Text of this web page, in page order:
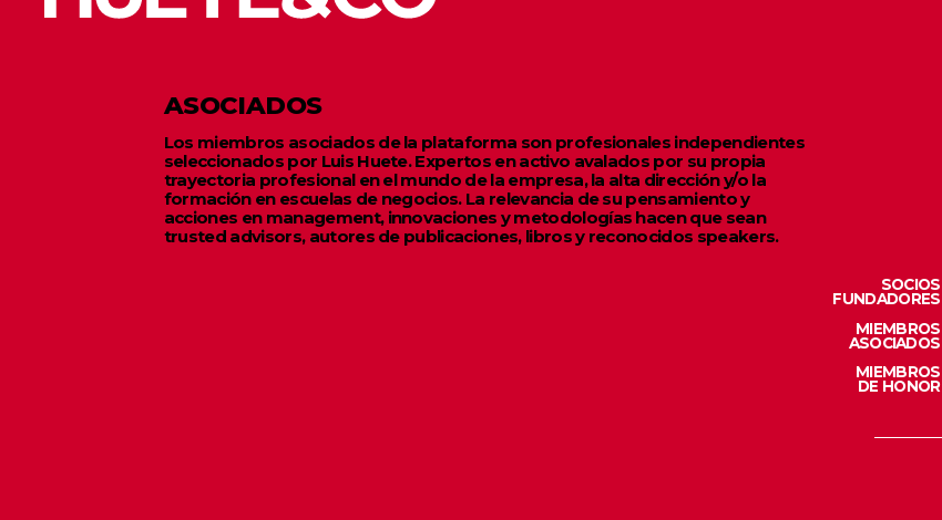
ASOCIADOS
Los miembros asociados de la plataforma son profesionales independientes
seleccionados por Luis Huete. Expertos en activo avalados por su propia
trayectoria profesional en el mundo de la empresa, la alta dirección y/o la
formación en escuelas de negocios. La relevancia de su pensamiento y
acciones en management, innovaciones y metodologías hacen que sean
trusted advisors, autores de publicaciones, libros y reconocidos speakers.
SOCIOS
FUNDADORES
MIEMBROS
ASOCIADOS
MIEMBROS
DE HONOR